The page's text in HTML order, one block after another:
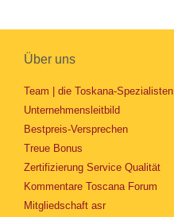
Über uns
Team | die Toskana-Spezialisten
Unternehmensleitbild
Bestpreis-Versprechen
Treue Bonus
Zertifizierung Service Qualität
Kommentare Toscana Forum
Mitgliedschaft asr